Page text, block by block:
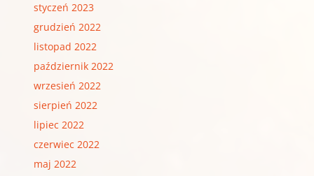
styczeń 2023
grudzień 2022
listopad 2022
październik 2022
wrzesień 2022
sierpień 2022
lipiec 2022
czerwiec 2022
maj 2022